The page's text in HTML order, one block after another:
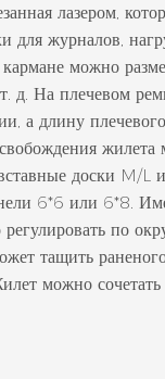
лазером,
для журналов,
можно
д. На плечевом
а длину
жилета
доски M/L
6*6 или 6*8.
по
тащить
можно